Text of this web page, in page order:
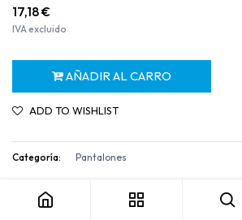
17,18€
IVA excluido
AÑADIR AL CARRO
ADD TO WISHLIST
Categoría: Pantalones
Garantía de devolución de 30 días